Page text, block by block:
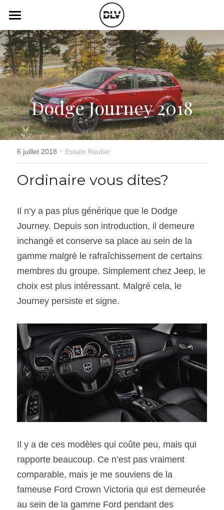
Catégories
Actualité Auto
Électrique
Histoire de chars
Art Automobile
Essais Routier
Vidéo
Podcast
Radio FM
Télé RDS
Simulateur
Assurance
SOUMISSION RAPIDE
ASSURANCE
Dodge Journey 2018
6 juillet 2018 · Essais Routier
Ordinaire vous dites?
Il n’y a pas plus générique que le Dodge
Journey. Depuis son introduction, il demeure
inchangé et conserve sa place au sein de la
gamme malgré le rafraîchissement de certains
membres du groupe. Simplement chez Jeep, le
choix est plus intéressant. Malgré cela, le
Journey persiste et signe.
Il y a de ces modèles qui coûte peu, mais qui
rapporte beaucoup. Ce n’est pas vraiment
comparable, mais je me souviens de la
fameuse Ford Crown Victoria qui est demeurée
au sein de la gamme Ford pendant des
LES CATÉGORIES DE LA BOUTIQUE
Toutes les catégories